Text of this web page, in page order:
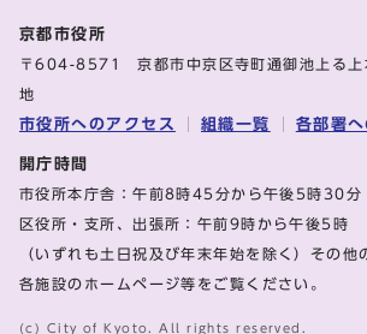
京都市役所
〒604-8571 京都市中京区寺町通御池上る上
地
市役所へのアクセス 組織一覧 各部署
開庁時間
市役所本庁舎：午前8時45分から午後5時30
区役所・支所、出張所：午前9時から午後5時
（いずれも土日祝及び年末年始を除く）その他
各施設のホームページ等をご覧ください。
(c) City of Kyoto. All rights reserved.